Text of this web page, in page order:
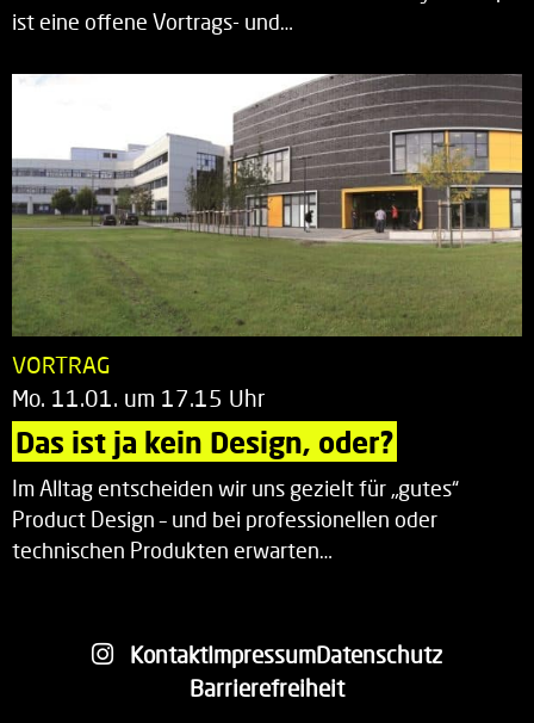
ist eine offene Vortrags- und…
VORTRAG
Mo. 11.01. um 17.15 Uhr
Das ist ja kein Design, oder?
Im Alltag entscheiden wir uns gezielt für „gutes“
Product Design – und bei professionellen oder
technischen Produkten erwarten…
KontaktImpressumDatenschutz
Barrierefreiheit